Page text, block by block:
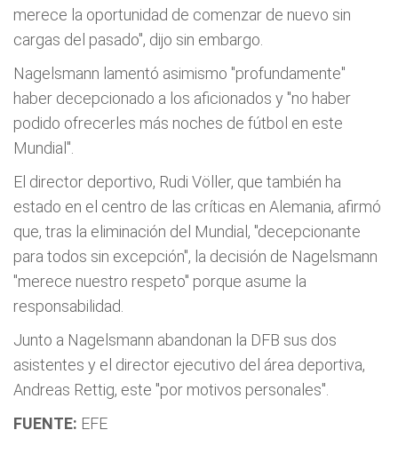
merece la oportunidad de comenzar de nuevo sin
cargas del pasado", dijo sin embargo.
Nagelsmann lamentó asimismo "profundamente"
haber decepcionado a los aficionados y "no haber
podido ofrecerles más noches de fútbol en este
Mundial".
El director deportivo, Rudi Völler, que también ha
estado en el centro de las críticas en Alemania, afirmó
que, tras la eliminación del Mundial, "decepcionante
para todos sin excepción", la decisión de Nagelsmann
"merece nuestro respeto" porque asume la
responsabilidad.
Junto a Nagelsmann abandonan la DFB sus dos
asistentes y el director ejecutivo del área deportiva,
Andreas Rettig, este "por motivos personales".
FUENTE: EFE